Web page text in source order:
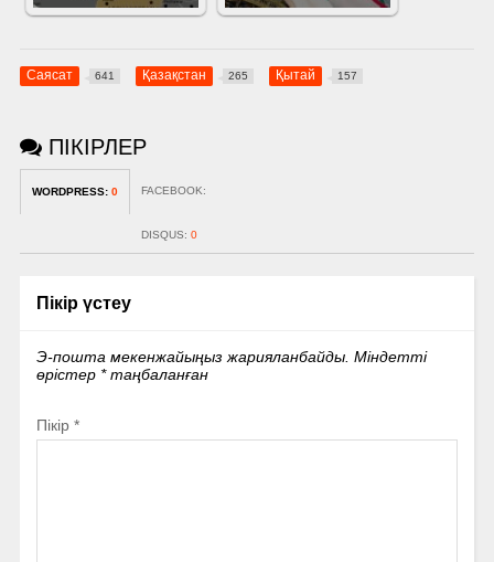
Саясат 641 Қазақстан 265 Қытай 157
ПІКІРЛЕР
WORDPRESS: 0 FACEBOOK:
DISQUS: 0
Пікір үстеу
Э-пошта мекенжайыңыз жарияланбайды. Міндетті
өрістер *таңбаланған
Пікір *